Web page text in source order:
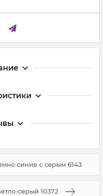
синие с серым 6143
серый 10372